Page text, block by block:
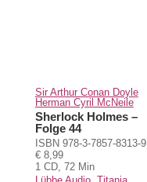
Sir Arthur Conan Doyle
Herman Cyril McNeile
Sherlock Holmes –
Folge 44
ISBN 978-3-7857-8313-9
€ 8,99
1 CD, 72 Min